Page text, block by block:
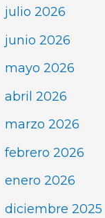
julio 2026
junio 2026
mayo 2026
abril 2026
marzo 2026
febrero 2026
enero 2026
diciembre 2025